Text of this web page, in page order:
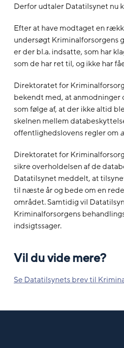
Derfor udtaler Datatilsynet nu
Efter at have modtaget en
undersøgt Kriminalforsorgens
er der bl.a. indsatte, som har
som de har ret til, og ikke har
Direktoratet for
bekendt med, at
som følge af, at der ikke altid
skelnen mellem
offentlighedslovens regler om
Direktoratet for
sikre overholdelsen af de
Datatilsynet meddelt, at
til næste år og bede om en
området. Samtidig vil
Kriminalforsorgens
indsigtssager.
Vil du vide mere?
Se Datatilsynets brev til